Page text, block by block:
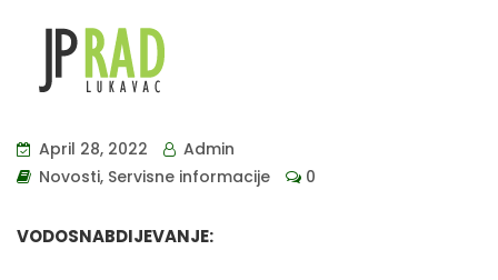
April 28, 2022
Admin
Novosti, Servisne informacije 0
VODOSNABDIJEVANJE: